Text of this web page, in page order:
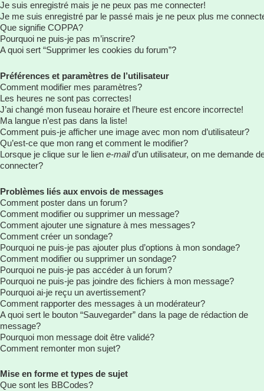
Je suis enregistré mais je ne peux pas me connecter!
Je me suis enregistré par le passé mais je ne peux plus me
Que signifie COPPA?
Pourquoi ne puis-je pas m’inscrire?
A quoi sert “Supprimer les cookies du forum”?
Préférences et paramètres de l’utilisateur
Comment modifier mes paramètres?
Les heures ne sont pas correctes!
J’ai changé mon fuseau horaire et l’heure est encore incorrecte!
Ma langue n’est pas dans la liste!
Comment puis-je afficher une image avec mon nom d’utilisateur?
Qu’est-ce que mon rang et comment le modifier?
Lorsque je clique sur le lien e-maild’un utilisateur, on me demande
connecter?
Problèmes liés aux envois de messages
Comment poster dans un forum?
Comment modifier ou supprimer un message?
Comment ajouter une signature à mes messages?
Comment créer un sondage?
Pourquoi ne puis-je pas ajouter plus d’options à mon sondage?
Comment modifier ou supprimer un sondage?
Pourquoi ne puis-je pas accéder à un forum?
Pourquoi ne puis-je pas joindre des fichiers à mon message?
Pourquoi ai-je reçu un avertissement?
Comment rapporter des messages à un modérateur?
A quoi sert le bouton “Sauvegarder” dans la page de rédaction de
message?
Pourquoi mon message doit être validé?
Comment remonter mon sujet?
Mise en forme et types de sujet
Que sont les BBCodes?